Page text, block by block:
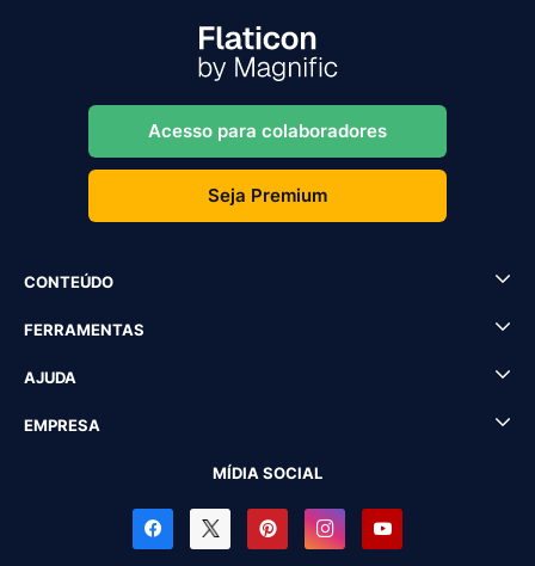
Acesso para colaboradores
Seja Premium
CONTEÚDO
FERRAMENTAS
AJUDA
EMPRESA
MÍDIA SOCIAL